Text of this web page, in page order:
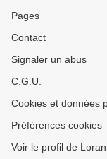
Pages
Contact
Signaler un abus
C.G.U.
Cookies et données
Préférences cookies
Voir le profil de